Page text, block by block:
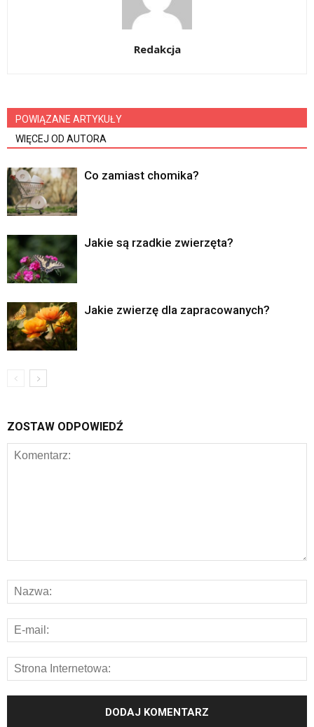
Redakcja
POWIĄZANE ARTYKUŁY
WIĘCEJ OD AUTORA
Co zamiast chomika?
Jakie są rzadkie zwierzęta?
Jakie zwierzę dla zapracowanych?
ZOSTAW ODPOWIEDŹ